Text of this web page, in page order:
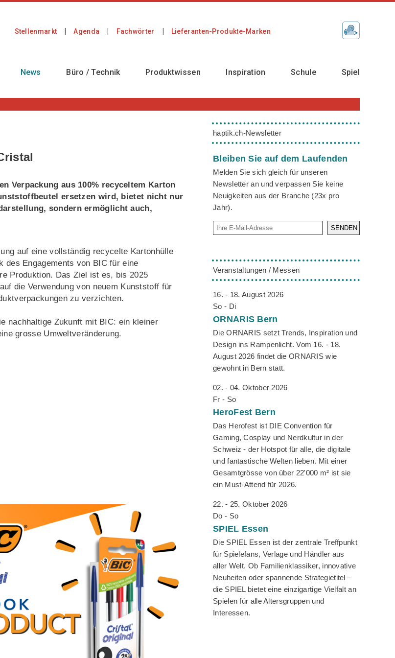
Stellenmarkt Agenda Fachwörter Lieferanten-Produkte-Marken
News Büro / Technik Produktwissen Inspiration Schule Spiel
Verpackung aus 100% recyceltem Karton
ersetzen wird, bietet nicht nur
sondern ermöglicht auch,
auf eine vollständig recycelte Kartonhülle
des Engagements von BIC für eine
Produktion. Das Ziel ist es, bis 2025
die Verwendung von neuem Kunststoff für
zu verzichten.
nachhaltige Zukunft mit BIC: ein kleiner
grosse Umweltveränderung.
haptik.ch-Newsletter
Bleiben Sie auf dem Laufenden
Melden Sie sich gleich für unseren
Newsletter an und verpassen Sie keine
Neuigkeiten aus der Branche (23x pro
Jahr).
SENDEN
Veranstaltungen / Messen
16. - 18. August 2026
So - Di
ORNARIS Bern
Die ORNARIS setzt Trends, Inspiration und
Design ins Rampenlicht. Vom 16. - 18.
August 2026 findet die ORNARIS wie
gewohnt in Bern statt.
02. - 04. Oktober 2026
Fr - So
HeroFest Bern
Das Herofest ist DIE Convention für
Gaming, Cosplay und Nerdkultur in der
Schweiz - der Hotspot für alle, die digitale
und fantastische Welten lieben. Mit einer
Gesamtgrösse von über 22'000 m² ist sie
ein Must-Attend für 2026.
22. - 25. Oktober 2026
Do - So
SPIEL Essen
Die SPIEL Essen ist der zentrale Treffpunkt
für Spielefans, Verlage und Händler aus
aller Welt. Ob Familienklassiker, innovative
Neuheiten oder spannende Strategietitel –
die SPIEL bietet eine einzigartige Vielfalt an
Spielen für alle Altersgruppen und
Interessen.